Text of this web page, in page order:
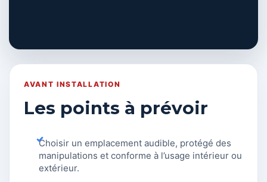
AVANT INSTALLATION
Les points à prévoir
Choisir un emplacement audible, protégé des
manipulations et conforme à l’usage intérieur ou
extérieur.